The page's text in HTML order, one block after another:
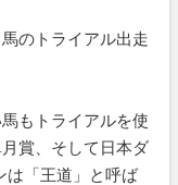
のトライアル出走
もトライアルを使
賞、そして日本ダ
は「王道」と呼ば